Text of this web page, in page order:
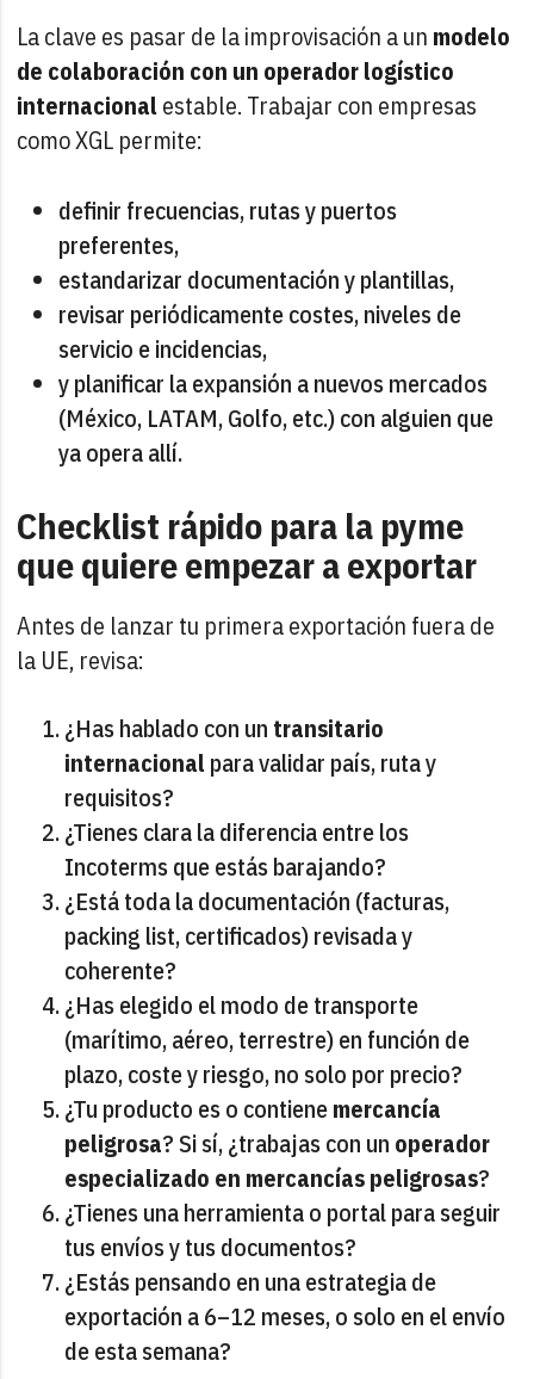
La clave es pasar de la improvisación a un modelo
de colaboración con un operador logístico
internacionalestable. Trabajar con empresas
como XGL permite:
definir frecuencias, rutas y puertos
preferentes,
estandarizar documentación y plantillas,
revisar periódicamente costes, niveles de
servicio e incidencias,
y planificar la expansión a nuevos mercados
(México, LATAM, Golfo, etc.) con alguien que
ya opera allí.
Checklist rápido para la pyme
que quiere empezar a exportar
Antes de lanzar tu primera exportación fuera de
la UE, revisa:
¿Has hablado con un transitario
internacionalpara validar país, ruta y
requisitos?
¿Tienes clara la diferencia entre los
Incoterms que estás barajando?
¿Está toda la documentación (facturas,
packing list, certificados) revisada y
coherente?
¿Has elegido el modo de transporte
(marítimo, aéreo, terrestre) en función de
plazo, coste y riesgo, no solo por precio?
¿Tu producto es o contienemercancía
peligrosa? Si sí, ¿trabajas con un operador
especializado en mercancías peligrosas?
¿Tienes una herramienta o portal para seguir
tus envíos y tus documentos?
¿Estás pensando en una estrategia de
exportación a 6–12 meses, o solo en el envío
de esta semana?